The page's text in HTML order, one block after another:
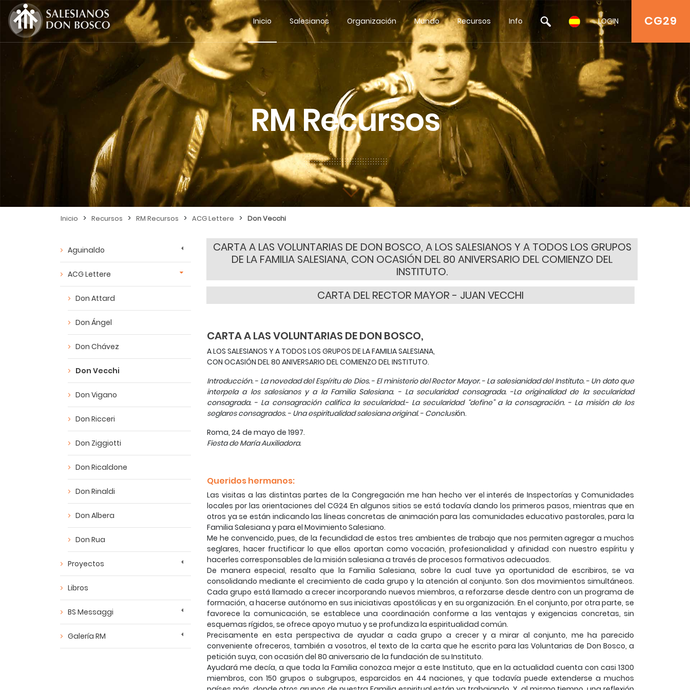
CG29
Inicio Salesianos Organización Mundo Recursos Info LOGIN
RM Recursos
Inicio > Recursos > RM Recursos > ACG Lettere > Don Vecchi
Aguinaldo
ACG Lettere
Don Attard
Don Ángel
Don Chávez
Don Vecchi
Don Vigano
Don Ricceri
Don Ziggiotti
Don Ricaldone
Don Rinaldi
Don Albera
Don Rua
Proyectos
Libros
BS Messaggi
Galería RM
CARTA A LAS VOLUNTARIAS DE DON BOSCO, A LOS SALESIANOS Y A TODOS LOS GRUPOS
DE LA FAMILIA SALESIANA, CON OCASIÓN DEL 80 ANIVERSARIO DEL COMIENZO DEL
INSTITUTO.
CARTA DEL RECTOR MAYOR - JUAN VECCHI
CARTA A LAS VOLUNTARIAS DE DON BOSCO,
A LOS SALESIANOS Y A TODOS LOS GRUPOS DE LA FAMILIA SALESIANA,
CON OCASIÓN DEL 80 ANIVERSARIO DEL COMIENZO DEL INSTITUTO.
Introducción. - La novedad del Espíritu de Dios. - El ministerio del Rector Mayor. - La salesianidad del Instituto. - Un dato que
interpela a los salesianos y a la Familia Salesiana. - La secularidad consagrada. -La originalidad de la secularidad
consagrada. - La consagración califica la secularidad.- La secularidad “define” a la consagración. - La misión de los
seglares consagrados. - Una espiritualidad salesiana original. - Conclusión.
Roma, 24 de mayo de 1997.
Fiesta de María Auxiliadora.
Queridos hermanos:
Las visitas a las distintas partes de la Congregación me han hecho ver el interés de Inspectorías y Comunidades
locales por las orientaciones del CG24 En algunos sitios se está todavía dando los primeros pasos, mientras que en
otros ya se están indicando las líneas concretas de animación para las comunidades educativo pastorales, para la
Familia Salesiana y para el Movimiento Salesiano.
Me he convencido, pues, de la fecundidad de estos tres ambientes de trabajo que nos permiten agregar a muchos
seglares, hacer fructificar lo que ellos aportan como vocación, profesionalidad y afinidad con nuestro espíritu y
hacerles corresponsables de la misión salesiana a través de procesos formativos adecuados.
De manera especial, resalto que la Familia Salesiana, sobre la cual tuve ya oportunidad de escribiros, se va
consolidando mediante el crecimiento de cada grupo y la atención al conjunto. Son dos movimientos simultáneos.
Cada grupo está llamado a crecer incorporando nuevos miembros, a reforzarse desde dentro con un programa de
formación, a hacerse autónomo en sus iniciativas apostólicas y en su organización. En el conjunto, por otra parte, se
favorece la comunicación, se establece una coordinación conforme a las ventajas y exigencias concretas, sin
esquemas rígidos, se ofrece apoyo mutuo y se profundiza la espiritualidad común.
Precisamente en esta perspectiva de ayudar a cada grupo a crecer y a mirar al conjunto, me ha parecido
conveniente ofreceros, también a vosotros, el texto de la carta que he escrito para las Voluntarias de Don Bosco, a
petición suya, con ocasión del 80 aniversario de la fundación de su Instituto.
Ayudará me decía, a que toda la Familia conozca mejor a este Instituto, que en la actualidad cuenta con casi 1300
miembros, con 150 grupos o subgrupos, esparcidos en 44 naciones, y que todavía puede extenderse a muchos